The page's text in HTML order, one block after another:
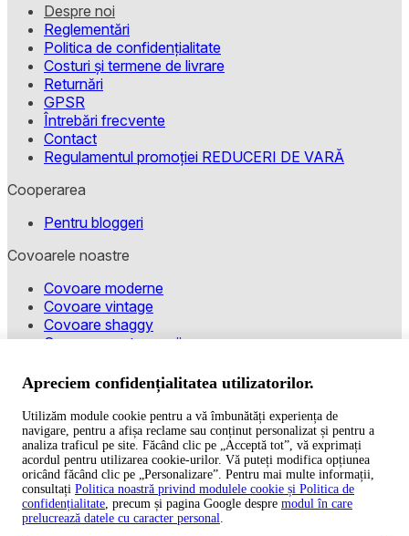
Despre noi
Reglementări
Politica de confidențialitate
Costuri și termene de livrare
Returnări
GPSR
Întrebări frecvente
Contact
Regulamentul promoției REDUCERI DE VARĂ
Cooperarea
Pentru bloggeri
Covoarele noastre
Covoare moderne
Covoare vintage
Covoare shaggy
Covoare pentru copii
Modalități de plată
Copyright © 2026 TAPISO
Apreciem confidențialitatea utilizatorilor.
Utilizăm module cookie pentru a vă îmbunătăți experiența de
navigare, pentru a afișa reclame sau conținut personalizat și pentru a
analiza traficul pe site. Făcând clic pe „Acceptă tot”, vă exprimați
acordul pentru utilizarea cookie-urilor. Vă puteți modifica opțiunea
oricând făcând clic pe „Personalizare”. Pentru mai multe informații,
consultați Politica noastră privind modulele cookie și Politica de
confidențialitate, precum și pagina Google despre modul în care
prelucrează datele cu caracter personal.
Coș